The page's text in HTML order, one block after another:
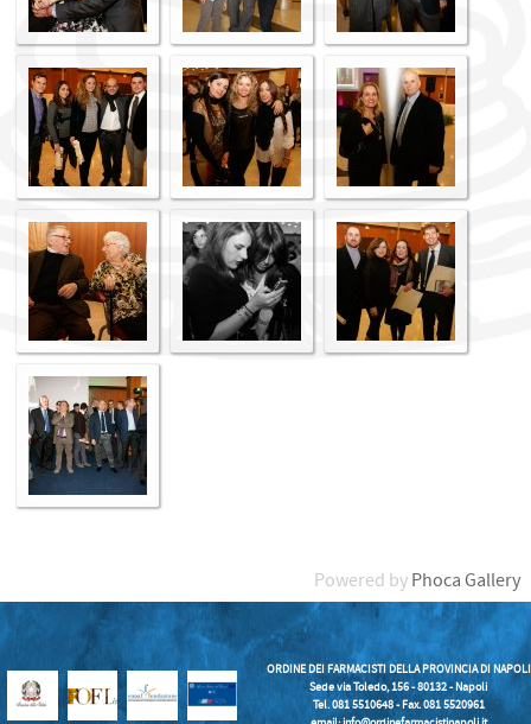
Powered by Phoca Gallery
ORDINE DEI FARMACISTI DELLA PROVINCIA DI NAPOLI
Sede via Toledo, 156 - 80132 - Napoli
Tel. 081 5510648 - Fax. 081 5520961